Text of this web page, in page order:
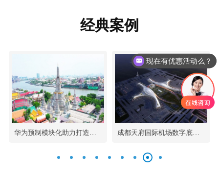
经典案例
成都天府国际机场数字底座，让数据“飞”得更稳
现在有优惠活动么？